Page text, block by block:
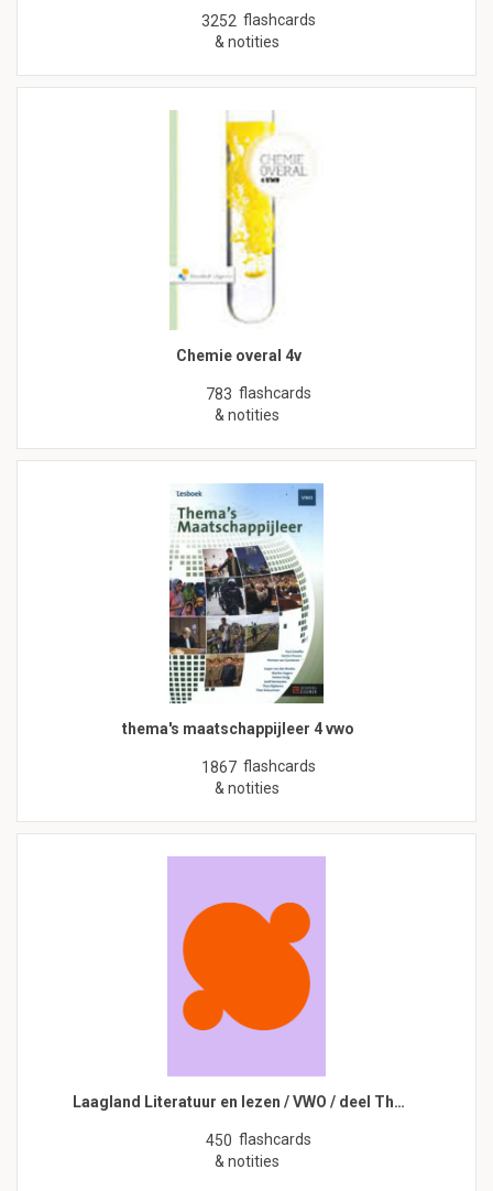
3252 flashcards
& notities
Chemie overal 4v
783 flashcards
& notities
thema's maatschappijleer 4 vwo
1867 flashcards
& notities
Laagland Literatuur en lezen / VWO / deel Th…
450 flashcards
& notities